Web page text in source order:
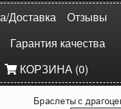
Доставка
Отзывы
Гарантия качества
КОРЗИНА (0)
Браслеты с